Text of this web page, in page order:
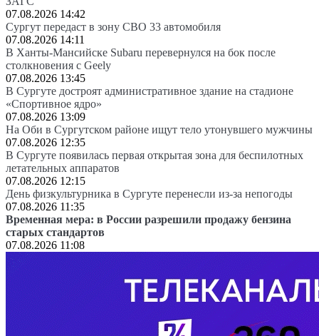
07.08.2026 14:42
Сургут передаст в зону СВО 33 автомобиля
07.08.2026 14:11
В Ханты-Мансийске Subaru перевернулся на бок после
столкновения с Geely
07.08.2026 13:45
В Сургуте достроят административное здание на стадионе
«Спортивное ядро»
07.08.2026 13:09
На Оби в Сургутском районе ищут тело утонувшего мужчины
07.08.2026 12:35
В Сургуте появилась первая открытая зона для беспилотных
летательных аппаратов
07.08.2026 12:15
День физкультурника в Сургуте перенесли из-за непогоды
07.08.2026 11:35
Временная мера: в России разрешили продажу бензина
старых стандартов
07.08.2026 11:08